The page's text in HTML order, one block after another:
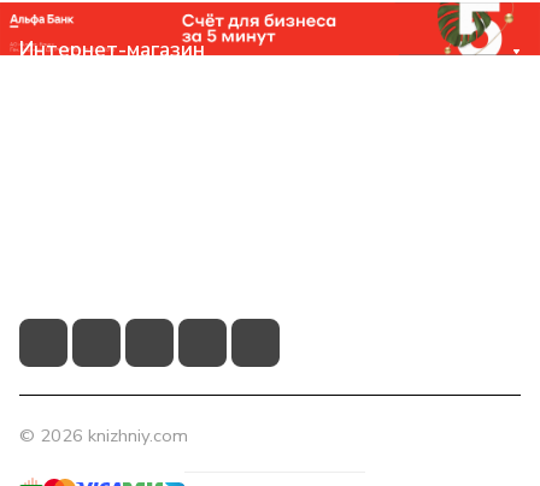
Интернет-магазин
© 2026 knizhniy.com